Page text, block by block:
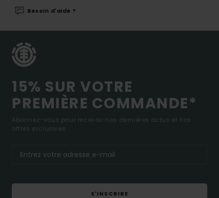
Besoin d'aide ?
15% SUR VOTRE
PREMIÈRE COMMANDE*
Abonnez-vous pour recevoir nos dernières actus et nos
offres exclusives.
S'INSCRIRE